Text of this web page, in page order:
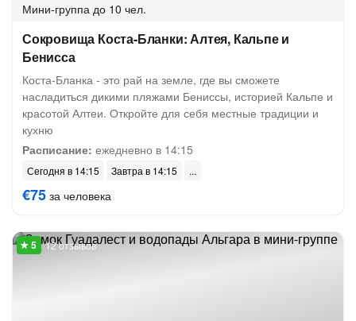
Мини-группа до 10 чел.
Сокровища Коста-Бланки: Алтея, Кальпе и
Бенисса
Коста-Бланка - это рай на земле, где вы сможете
насладиться дикими пляжами Бениссы, историей Кальпе и
красотой Алтеи. Откройте для себя местные традиции и
кухню
Расписание: ежедневно в 14:15
Сегодня в 14:15 Завтра в 14:15
€75 за человека
12 отзывов